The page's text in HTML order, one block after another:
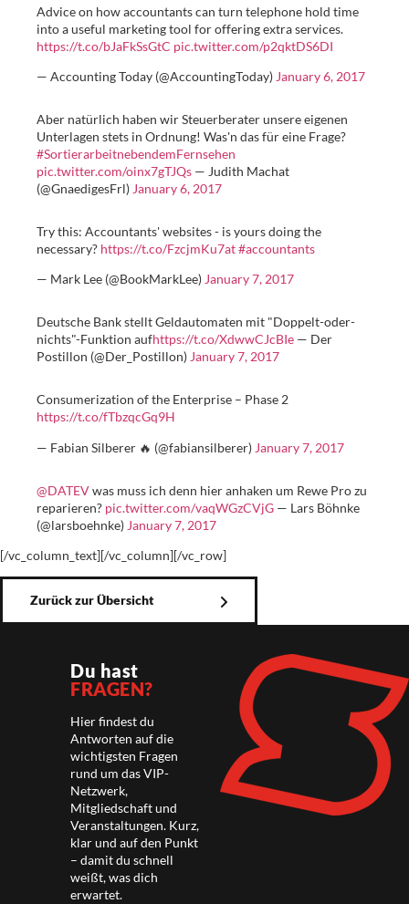
Advice on how accountants can turn telephone hold time
into a useful marketing tool for offering extra services.
https://t.co/bJaFkSsGtC pic.twitter.com/p2qktDS6DI
— Accounting Today (@AccountingToday) January 6, 2017
Aber natürlich haben wir Steuerberater unsere eigenen
Unterlagen stets in Ordnung! Was'n das für eine Frage?
#SortierarbeitnebendemFernsehen
pic.twitter.com/oinx7gTJQs — Judith Machat
(@GnaedigesFrl) January 6, 2017
Try this: Accountants' websites - is yours doing the
necessary? https://t.co/FzcjmKu7at#accountants
— Mark Lee (@BookMarkLee) January 7, 2017
Deutsche Bank stellt Geldautomaten mit "Doppelt-oder-
nichts"-Funktion aufhttps://t.co/XdwwCJcBIe — Der
Postillon (@Der_Postillon) January 7, 2017
Consumerization of the Enterprise – Phase 2
https://t.co/fTbzqcGq9H
— Fabian Silberer 🔥 (@fabiansilberer) January 7, 2017
@DATEVwas muss ich denn hier anhaken um Rewe Pro zu
reparieren? pic.twitter.com/vaqWGzCVjG — Lars Böhnke
(@larsboehnke) January 7, 2017
[/vc_column_text][/vc_column][/vc_row]
Zurück zur Übersicht
Du hast
FRAGEN?
Hier findest du
Antworten auf die
wichtigsten Fragen
rund um das VIP-
Netzwerk,
Mitgliedschaft und
Veranstaltungen. Kurz,
klar und auf den Punkt
– damit du schnell
weißt, was dich
erwartet.